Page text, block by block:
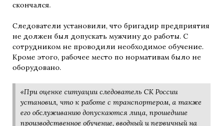
скончался.
Следователи установили, что бригадир предприятия
не должен был допускать мужчину до работы. С
сотрудником не проводили необходимое обучение.
Кроме этого, рабочее место по нормативам было не
оборудовано.
«При оценке ситуации следователь СК России
установил, что к работе с транспортером, а также
его обслуживанию допускаются лица, прошедшие
производственное обучение, вводный и первичный на